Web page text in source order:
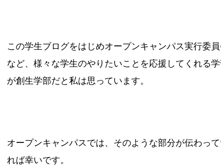
この学生ブログをはじめオープンキャンパス実行委
など、様々な学生のやりたいことを応援してくれる
が創生学部だと私は思っています。
オープンキャンパスでは、そのような部分が伝わっ
れば幸いです。